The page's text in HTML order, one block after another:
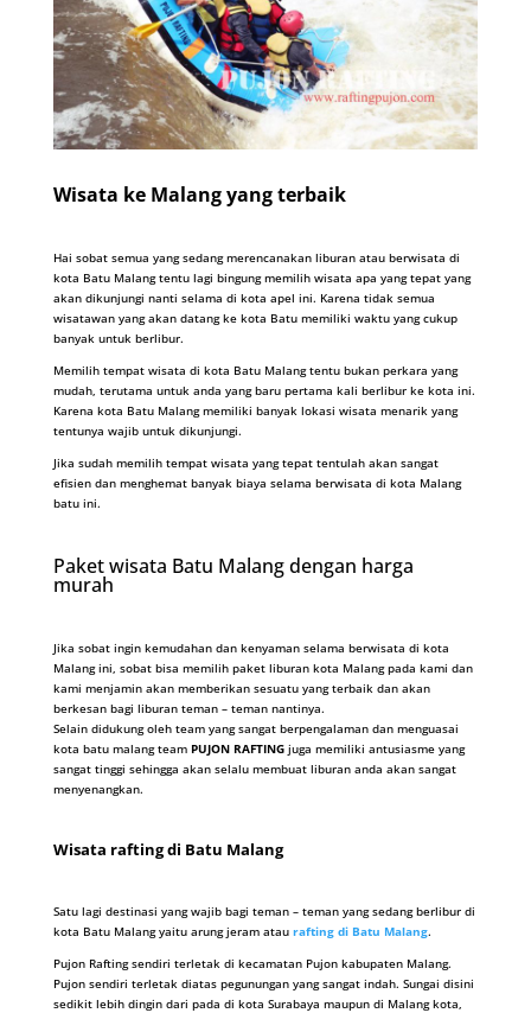
Wisata ke Malang yang terbaik
Hai sobat semua yang sedang merencanakan liburan atau berwisata di
kota Batu Malang tentu lagi bingung memilih wisata apa yang tepat yang
akan dikunjungi nanti selama di kota apel ini. Karena tidak semua
wisatawan yang akan datang ke kota Batu memiliki waktu yang cukup
banyak untuk berlibur.
Memilih tempat wisata di kota Batu Malang tentu bukan perkara yang
mudah, terutama untuk anda yang baru pertama kali berlibur ke kota ini.
Karena kota Batu Malang memiliki banyak lokasi wisata menarik yang
tentunya wajib untuk dikunjungi.
Jika sudah memilih tempat wisata yang tepat tentulah akan sangat
efisien dan menghemat banyak biaya selama berwisata di kota Malang
batu ini.
Paket wisata Batu Malang dengan harga
murah
Jika sobat ingin kemudahan dan kenyaman selama berwisata di kota
Malang ini, sobat bisa memilih paket liburan kota Malang pada kami dan
kami menjamin akan memberikan sesuatu yang terbaik dan akan
berkesan bagi liburan teman – teman nantinya.
Selain didukung oleh team yang sangat berpengalaman dan menguasai
kota batu malang team PUJON RAFTINGjuga memiliki antusiasme yang
sangat tinggi sehingga akan selalu membuat liburan anda akan sangat
menyenangkan.
Wisata rafting di Batu Malang
Satu lagi destinasi yang wajib bagi teman – teman yang sedang berlibur di
kota Batu Malang yaitu arung jeram atau rafting di Batu Malang.
Pujon Rafting sendiri terletak di kecamatan Pujon kabupaten Malang.
Pujon sendiri terletak diatas pegunungan yang sangat indah. Sungai disini
sedikit lebih dingin dari pada di kota Surabaya maupun di Malang kota,